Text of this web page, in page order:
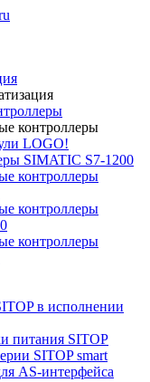
контроллеры
LOGO!
SIMATIC S7-1200
контроллеры
контроллеры
контроллеры
в исполнении
питания SITOP
SITOP smart
AS-интерфейса